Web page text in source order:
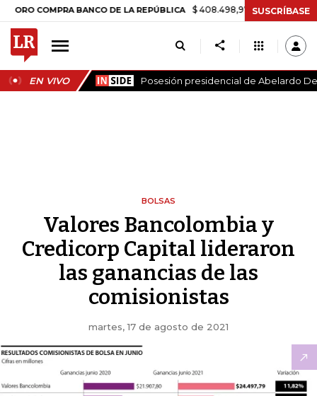
BANCO DE LA REPÚBLICA $ 408.498,97 +$ 8.753,81 +2,19%
SUSCRÍBASE
EN VIVO Posesión presidencial de Abelardo
BOLSAS
Valores Bancolombia y
Credicorp Capital lideraron
las ganancias de las
comisionistas
martes, 17 de agosto de 2021